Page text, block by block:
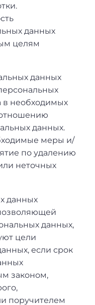
данных
целям
данных
в необходимых
отношению
данных.
меры и/
по удалению
неточных
данных
данных,
цели
если срок
законом,
поручителем